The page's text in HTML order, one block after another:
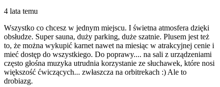
4 lata temu
Wszystko co chcesz w jednym miejscu. I świetna atmosfera dzięki
obsłudze. Super sauna, duży parking, duże szatnie. Plusem jest też
to, że można wykupić karnet nawet na miesiąc w atrakcyjnej cenie i
mieć dostęp do wszystkiego. Do poprawy.... na sali z urządzeniami
często głośna muzyka utrudnia korzystanie ze słuchawek, które nosi
większość ćwiczących... zwłaszcza na orbitrekach :) Ale to
drobiazg.